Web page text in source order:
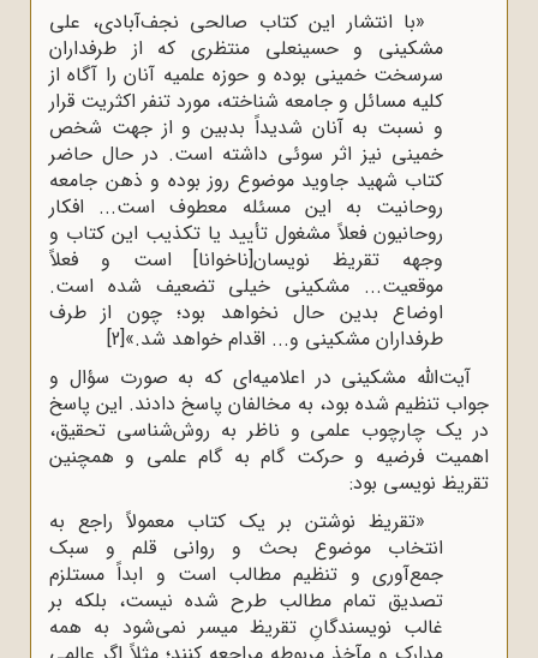
«با انتشار این کتاب صالحی نجف‌آبادی، علی
مشکینی و حسینعلی منتظری که از طرفداران
سرسخت خمینی بوده و حوزه علمیه آنان را آگاه از
کلیه مسائل و جامعه شناخته، مورد تنفر اکثریت قرار
و نسبت به آنان شدیداً بدبین و از جهت شخص
خمینی نیز اثر سوئی داشته است. در حال حاضر
کتاب شهید جاوید موضوع روز بوده و ذهن جامعه
روحانیت به این مسئله معطوف است... افکار
روحانیون فعلاً مشغول تأیید یا تکذیب این کتاب و
وجهه تقریظ نویسان[ناخوانا] است و فعلاً
موقعیت... مشکینی خیلی تضعیف شده است.
اوضاع بدین حال نخواهد بود؛ چون از طرف
طرفداران مشکینی و... اقدام خواهد شد.»[2]
آیت‌الله مشکینی در اعلامیه‌ای که به صورت سؤال و
جواب تنظیم شده بود، به مخالفان پاسخ دادند. این پاسخ
در یک چارچوب علمی و ناظر به روش‌شناسی تحقیق،
اهمیت فرضیه و حرکت گام به گام علمی و همچنین
تقریظ نویسی بود:
«تقریظ نوشتن بر یک کتاب معمولاً راجع به
انتخاب موضوع بحث و روانی قلم و سبک
جمع‌آوری و تنظیم مطالب است و ابداً مستلزم
تصدیق تمام مطالب طرح شده نیست، بلکه بر
غالب نویسندگانِ تقریظ میسر نمی‌شود به همه